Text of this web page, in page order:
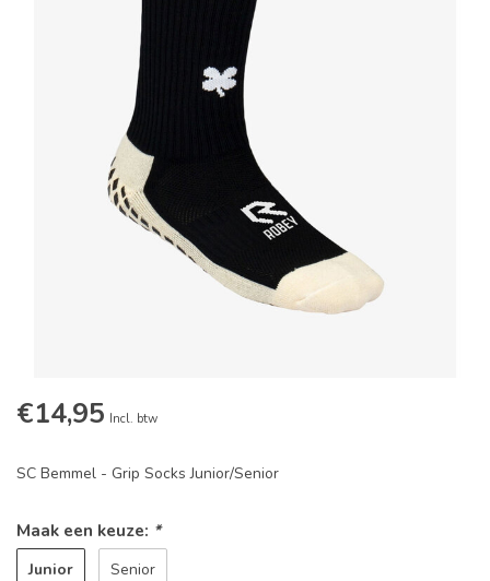
€14,95 Incl. btw
SC Bemmel - Grip Socks Junior/Senior
Maak een keuze: *
Junior Senior